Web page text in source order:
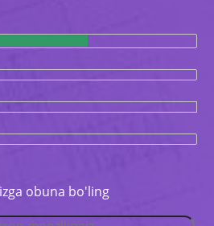
obuna bo'ling